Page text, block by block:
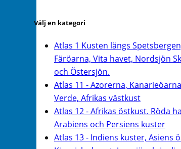
Välj en kategori
Atlas 1 Kusten längs
Färöarna, Vita havet, Nordsjön
och Östersjön.
Atlas 11 - Azorerna,
Verde, Afrikas västkust
Atlas 12 - Afrikas östkust. Röda
Arabiens och Persiens kuster
Atlas 13 - Indiens kuster, Asiens